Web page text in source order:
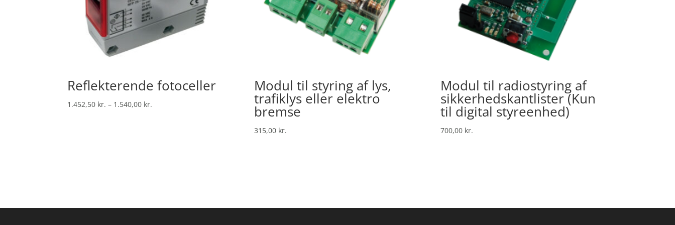
Reflekterende fotoceller
1.452,50 kr. – 1.540,00 kr.
Modul til styring af lys,
trafiklys eller elektro
bremse
315,00 kr.
Modul til radiostyring af
sikkerhedskantlister (Kun
til digital styreenhed)
700,00 kr.